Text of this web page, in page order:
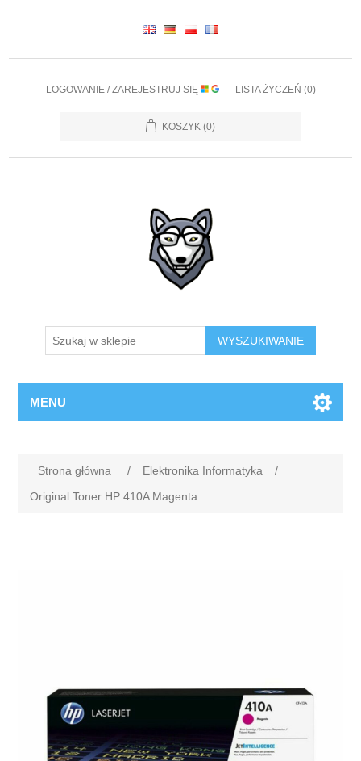
LOGOWANIE / ZAREJESTRUJ SIĘ LISTA ŻYCZEŃ (0)
KOSZYK (0)
WYSZUKIWANIE
MENU
Strona główna / Elektronika Informatyka
/
Original Toner HP 410A Magenta